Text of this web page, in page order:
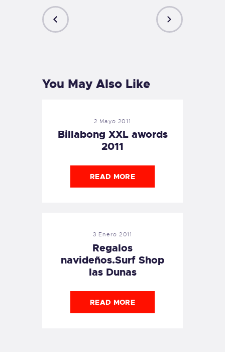
You May Also Like
2 Mayo 2011
Billabong XXL awords
2011
READ MORE
3 Enero 2011
Regalos
navideños.Surf Shop
las Dunas
READ MORE